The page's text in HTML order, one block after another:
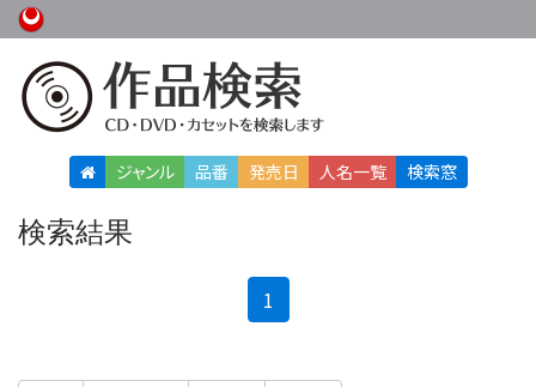
ジャンル 品番 発売日 人名一覧 検索窓
検索結果
1